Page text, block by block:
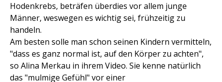
Hodenkrebs, beträfen überdies vor allem junge
Männer, weswegen es wichtig sei, frühzeitig zu
handeln.
Am besten solle man schon seinen Kindern vermitteln,
"dass es ganz normal ist, auf den Körper zu achten",
so Alina Merkau in ihrem Video. Sie kenne natürlich
das "mulmige Gefühl" vor einer